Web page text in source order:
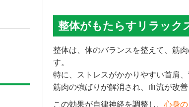
整体がもたらすリラック
整体は、体のバランスを整えて、筋
す。
特に、ストレスがかかりやすい首肩
筋肉の強ばりが解消され、血流が改善
この効果が自律神経を調整し、 心身